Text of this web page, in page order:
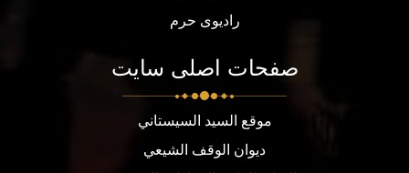
رادیوی حرم
صفحات اصلی سایت
موقع السيد السيستاني
ديوان الوقف الشيعي